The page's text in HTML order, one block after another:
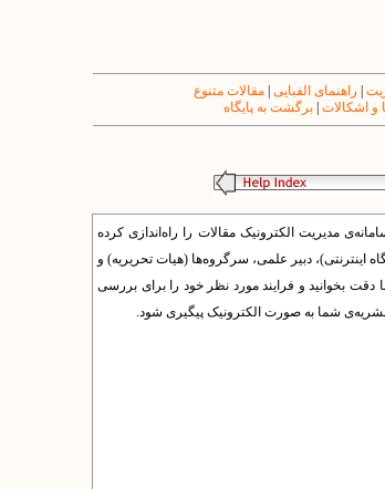
راهنمای الفبایی |مقالات متنوع
و اشکالات برگشت به پایگاه
مدیریت الکترونیک مقالات را راه‌اندازی کرده
اینترنتی)، دبیر علمی، سرگروه‌ها (هیات تحریریه) و
دقت بخوانید و فرایند مورد نظر خود را برای بررسی
نشریه‌ی شما به صورت الکترونیک پیگیری شود.